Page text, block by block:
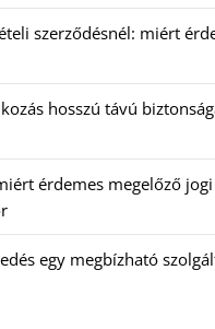
szerződésnél: miért
hosszú távú
érdemes megelőző
egy megbízható